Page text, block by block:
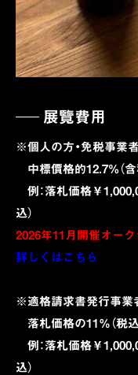
展覽費用
※個人の方・免税事業
中標價格的12.7%（含
例：落札価格￥
込）
2026年11月開催オーク
詳しくはこちら
※適格請求書発行事業
落札価格の11％（税込
例：落札価格￥
込）